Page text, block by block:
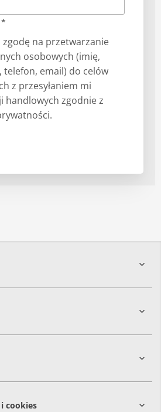
*
zgodę na przetwarzanie
osobowych (imię,
telefon, email) do celów
z przesyłaniem mi
handlowych zgodnie z
cookies